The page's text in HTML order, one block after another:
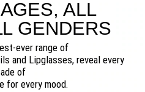
ALL
GENDERS
ever range of
and Lipglasses, reveal every
of
for every mood.